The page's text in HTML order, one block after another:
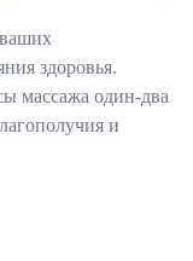
здоровья.
массажа один-два
и